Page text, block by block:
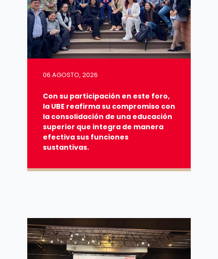
06 AGOSTO, 2026
Con su participación en este foro,
la UBE reafirma su compromiso con
la consolidación de una educación
superior que integra de manera
efectiva sus funciones
sustantivas.